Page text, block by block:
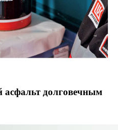
асфальт долговечным